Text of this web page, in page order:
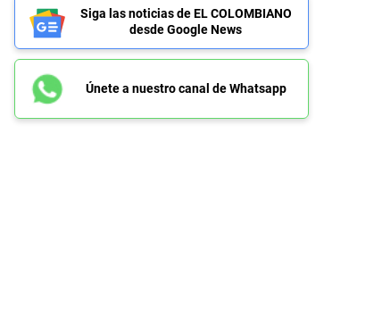
Siga las noticias de EL COLOMBIANO
desde Google News
Únete a nuestro canal de Whatsapp